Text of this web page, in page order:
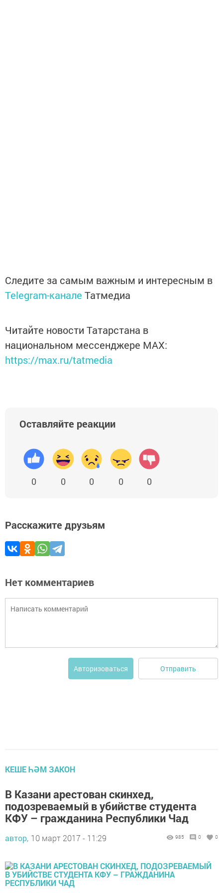
Следите за самым важным и интересным в
Telegram-канале Татмедиа
Читайте новости Татарстана в
национальном мессенджере MАХ:
https://max.ru/tatmedia
Оставляйте реакции
0 0 0 0 0
Расскажите друзьям
Нет комментариев
Авторизоваться Отправить
КЕШЕ ҺӘМ ЗАКОН
В Казани арестован скинхед,
подозреваемый в убийстве студента
КФУ – гражданина Республики Чад
автор, 10 март 2017 - 11:29 985 0 0